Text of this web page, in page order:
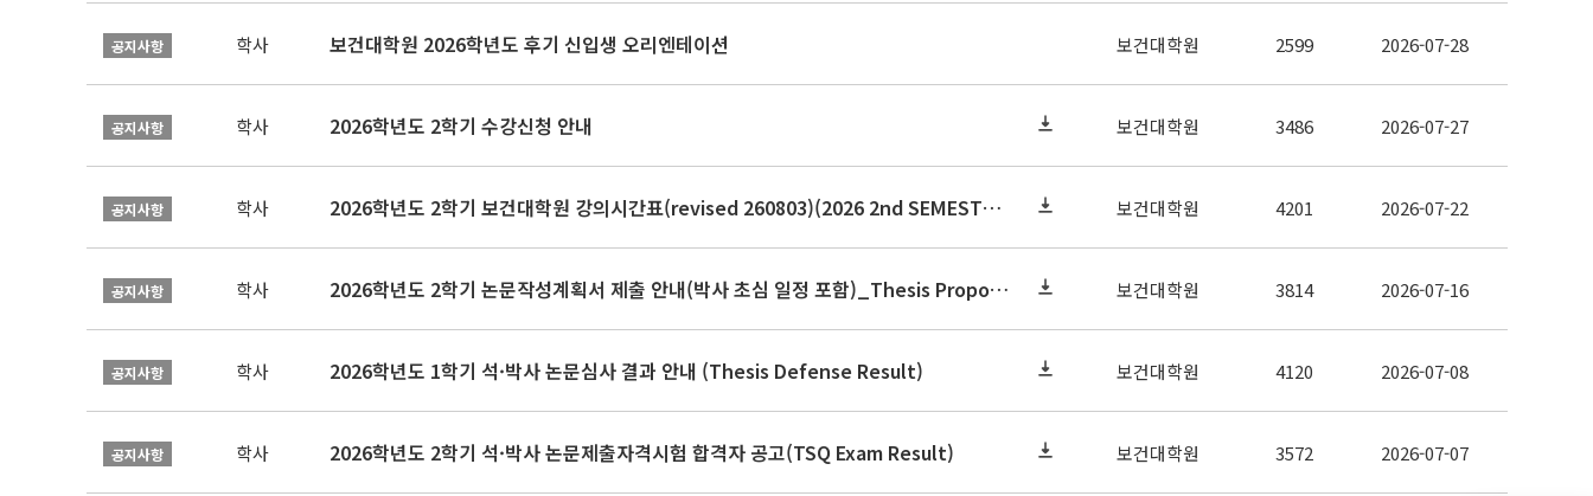
공지사항 학사 보건대학원 2026학년도 후기 신입생 오리엔테이션 보건대학원 2599 2026-07-28
공지사항 학사 2026학년도 2학기 수강신청 안내 보건대학원 3486 2026-07-27
공지사항 학사 2026학년도 2학기 보건대학원 강의시간표(revised 260803)(2026 2nd SEMESTER SNU GSPH TIMETABLE) 보건대학원 4201 2026-07-22
공지사항 학사 2026학년도 2학기 논문작성계획서 제출 안내(박사 초심 일정 포함)_Thesis Proposal 보건대학원 3814 2026-07-16
공지사항 학사 2026학년도 1학기 석·박사 논문심사 결과 안내 (Thesis Defense Result) 보건대학원 4120 2026-07-08
공지사항 학사 2026학년도 2학기 석·박사 논문제출자격시험 합격자 공고(TSQ Exam Result) 보건대학원 3572 2026-07-07